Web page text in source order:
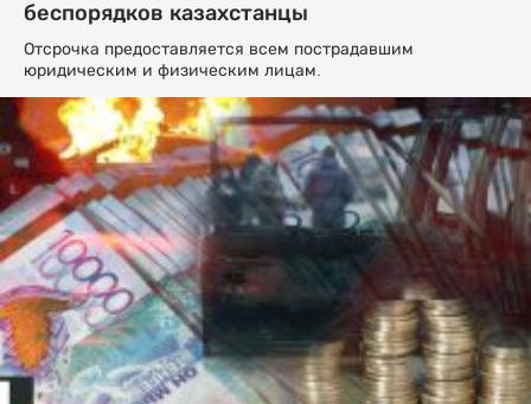
беспорядков казахстанцы
Отсрочка предоставляется всем пострадавшим
юридическим и физическим лицам.